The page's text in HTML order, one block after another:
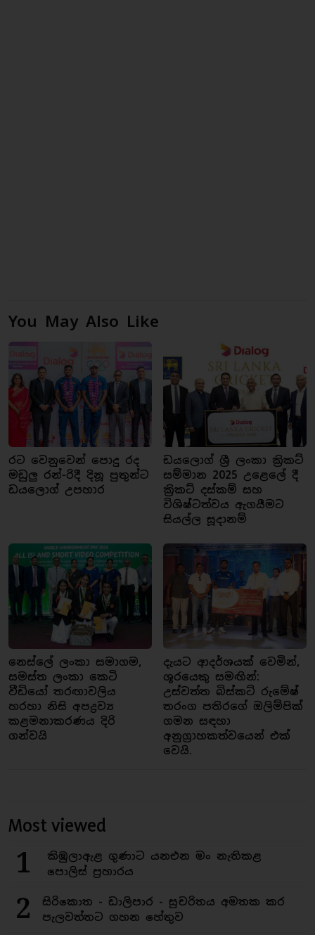
You May Also Like
රට වෙනුවෙන් පොදු රද
මඩුලු රන්-රිදී දිනූ පුතුන්ට
ඩයලොග් උපහාර
ඩයලොග් ශ්‍රී ලංකා ක්‍රිකට්
සම්මාන 2025 උළෙලේ දී
ක්‍රිකට් දස්කම් සහ
විශිෂ්ටත්වය ඇගයීමට
සියල්ල සූදානම්
නෙස්ලේ ලංකා සමාගම,
සමස්ත ලංකා කෙටි
වීඩියෝ තරඟාවලිය
හරහා නිසි අපද්‍රව්‍ය
කළමනාකරණය දිරි
ගන්වයි
දැයට ආදර්ශයක් වෙමින්,
ශූරයෙකු සමඟින්:
උස්වත්ත බිස්කට් රුමේෂ්
තරංග පතිරගේ ඔලිම්පික්
ගමන සඳහා
අනුග්‍රාහකත්වයෙන් එක්
වෙයි.
Most viewed
1
කිඹුලාඇළ ගුණාට යනඑන මං නැතිකළ
පොලිස් ප්‍රහාරය
2
සිරිකොත - ඩාලිපාර - සුචරිතය අමතක කර
පැලවත්තට ගහන හේතුව